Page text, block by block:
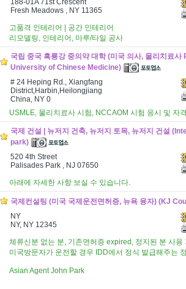
188-01A 71st Crescent
Fresh Meadows , NY 11365
고품격 인테리어 | 공간 인테리어
리모델링, 인테리어, 마루/타일 공사
국립 중국 흑룡강 중의약 대학 (미국 의사, 물리치료
University of Chinese Medicine)
# 24 Heping Rd., Xiangfang
District,Harbin,Heilongjiang
China, NY 0
USMLE, 물리치료사 시험, NCCAOM 시험 응시 및 자
국제 건설 | 뉴저지 건축, 뉴저지 토목, 뉴저지 건설
park)
520 4th Street
Palisades Park , NJ 07650
아래에 자세한 사항 보실 수 있습니다.
국제컨설팅 (미국 국제운전면허증, 뉴욕 융자) (KJ
NY
NY, NY 12345
체류신분 없는 분, 기존면허증 expired, 정지된 분 사용
미국방문자가 운전할 경우 IDD에서 정식 발급해주는
Asian Agent John Park